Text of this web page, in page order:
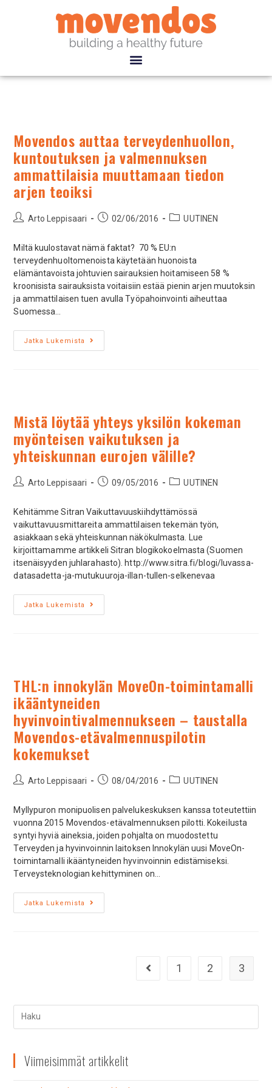
Movendos auttaa terveydenhuollon,
kuntoutuksen ja valmennuksen
ammattilaisia muuttamaan tiedon
arjen teoiksi
Arto Leppisaari 02/06/2016 UUTINEN
Miltä kuulostavat nämä faktat? 70 % EU:n
terveydenhuoltomenoista käytetään huonoista
elämäntavoista johtuvien sairauksien hoitamiseen 58 %
kroonisista sairauksista voitaisiin estää pienin arjen muutoksin
ja ammattilaisen tuen avulla Työpahoinvointi aiheuttaa
Suomessa…
Jatka Lukemista
Mistä löytää yhteys yksilön kokeman
myönteisen vaikutuksen ja
yhteiskunnan eurojen välille?
Arto Leppisaari 09/05/2016 UUTINEN
Kehitämme Sitran Vaikuttavuuskiihdyttämössä
vaikuttavuusmittareita ammattilaisen tekemän työn,
asiakkaan sekä yhteiskunnan näkökulmasta. Lue
kirjoittamamme artikkeli Sitran blogikokoelmasta (Suomen
itsenäisyyden juhlarahasto). http://www.sitra.fi/blogi/luvassa-
datasadetta-ja-mutukuuroja-illan-tullen-selkenevaa
Jatka Lukemista
THL:n innokylän MoveOn-toimintamalli
ikääntyneiden
hyvinvointivalmennukseen – taustalla
Movendos-etävalmennuspilotin
kokemukset
Arto Leppisaari 08/04/2016 UUTINEN
Myllypuron monipuolisen palvelukeskuksen kanssa toteutettiin
vuonna 2015 Movendos-etävalmennuksen pilotti. Kokeilusta
syntyi hyviä aineksia, joiden pohjalta on muodostettu
Terveyden ja hyvinvoinnin laitoksen Innokylän uusi MoveOn-
toimintamalli ikääntyneiden hyvinvoinnin edistämiseksi.
Terveysteknologian kehittyminen on…
Jatka Lukemista
1 2 3
Viimeisimmät artikkelit